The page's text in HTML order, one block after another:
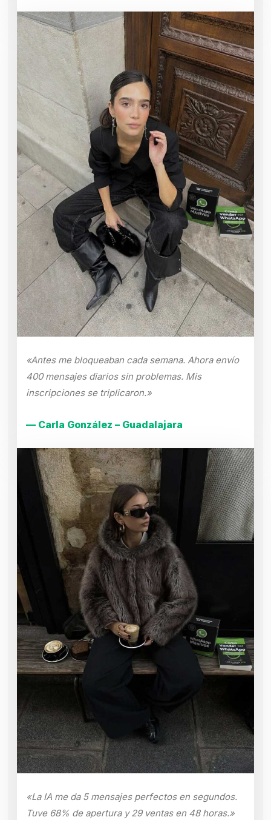
«Antes me bloqueaban cada semana. Ahora envío
400 mensajes diarios sin problemas. Mis
inscripciones se triplicaron.»
— Carla González – Guadalajara
«La IA me da 5 mensajes perfectos en segundos.
Tuve 68% de apertura y 29 ventas en 48 horas.»